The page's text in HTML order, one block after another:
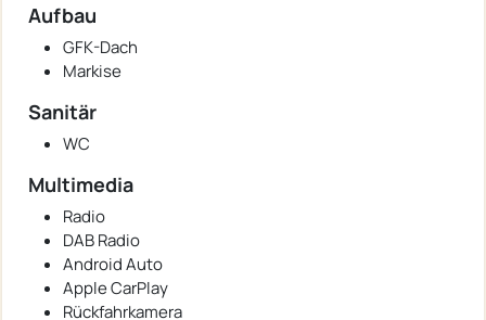
Aufbau
GFK-Dach
Markise
Sanitär
WC
Multimedia
Radio
DAB Radio
Android Auto
Apple CarPlay
Rückfahrkamera